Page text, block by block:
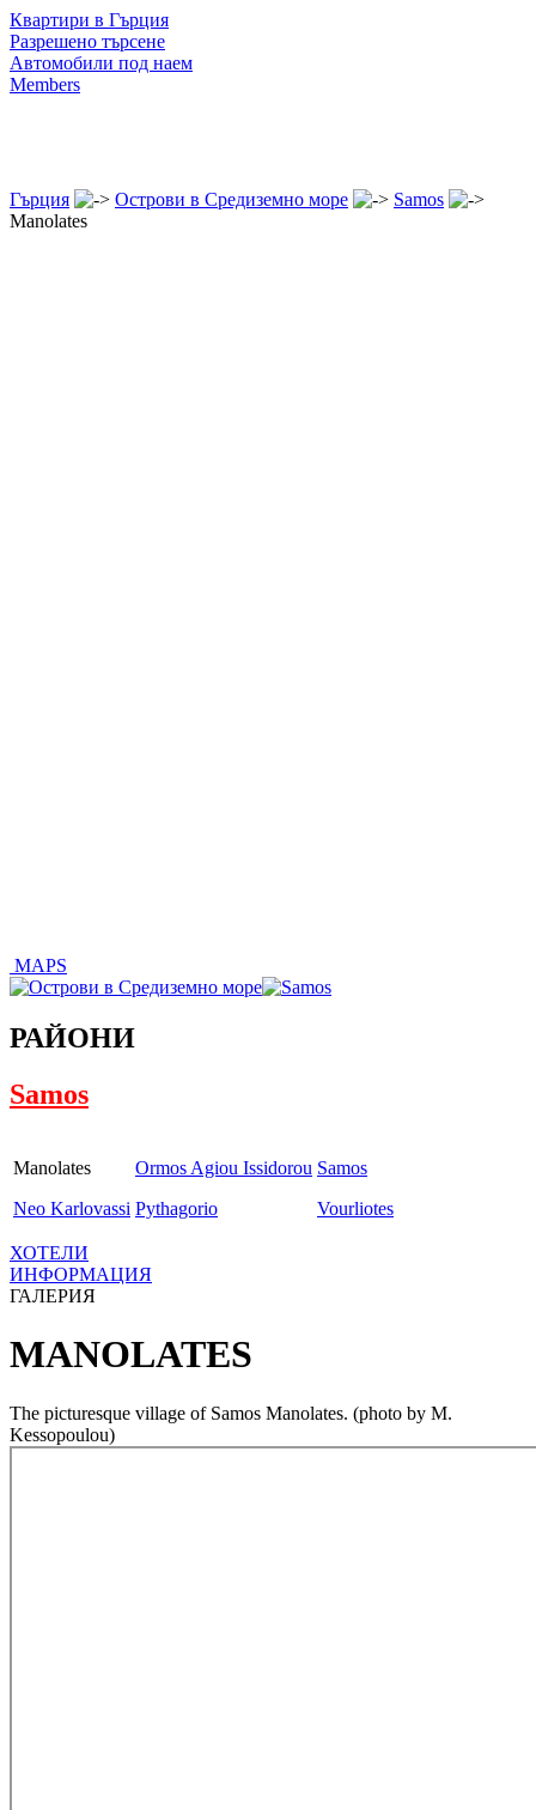
Квартири в Гърция
Разрешено търсене
Автомобили под наем
Members
Гърция Острови в Средиземно море
Samos
Manolates
MAPS
РАЙОНИ
Samos
Manolates
Neo Karlovassi
Ormos Agiou Issidorou
Pythagorio
Samos
Vourliotes
ХОТЕЛИ
ИНФОРМАЦИЯ
ГАЛЕРИЯ
MANOLATES
The picturesque village of Samos Manolates. (photo by M.
Kessopoulou)